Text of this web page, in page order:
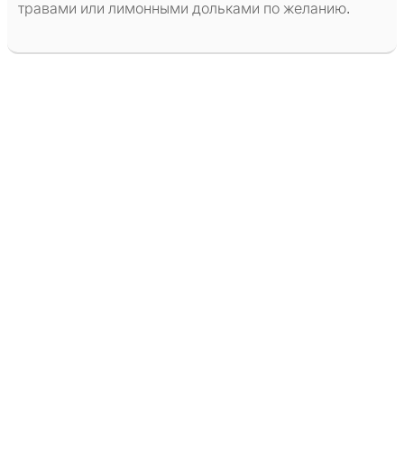
травами или лимонными дольками по желанию.